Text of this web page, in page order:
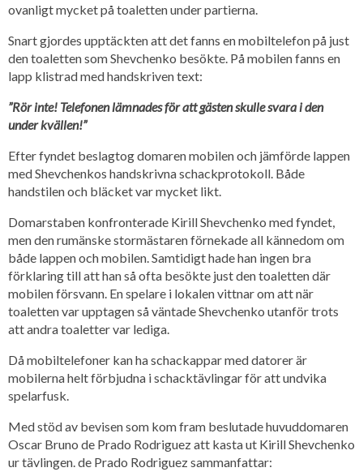
ovanligt mycket på toaletten under partierna.
Snart gjordes upptäckten att det fanns en mobiltelefon på just
den toaletten som Shevchenko besökte. På mobilen fanns en
lapp klistrad med handskriven text:
”Rör inte! Telefonen lämnades för att gästen skulle svara i den
under kvällen!”
Efter fyndet beslagtog domaren mobilen och jämförde lappen
med Shevchenkos handskrivna schackprotokoll. Både
handstilen och bläcket var mycket likt.
Domarstaben konfronterade Kirill Shevchenko med fyndet,
men den rumänske stormästaren förnekade all kännedom om
både lappen och mobilen. Samtidigt hade han ingen bra
förklaring till att han så ofta besökte just den toaletten där
mobilen försvann. En spelare i lokalen vittnar om att när
toaletten var upptagen så väntade Shevchenko utanför trots
att andra toaletter var lediga.
Då mobiltelefoner kan ha schackappar med datorer är
mobilerna helt förbjudna i schacktävlingar för att undvika
spelarfusk.
Med stöd av bevisen som kom fram beslutade huvuddomaren
Oscar Bruno de Prado Rodriguez att kasta ut Kirill Shevchenko
ur tävlingen. de Prado Rodriguez sammanfattar: